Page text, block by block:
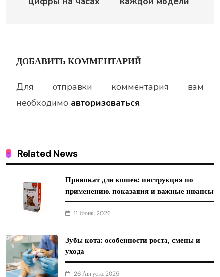
ДОБАВИТЬ КОММЕНТАРИЙ
Для отправки комментария вам
необходимо авторизоваться.
Related News
Принокат для кошек: инструкция по
применению, показания и важные нюансы
11 Июня, 2026
Зубы кота: особенности роста, смены и
ухода
26 Августа, 2025